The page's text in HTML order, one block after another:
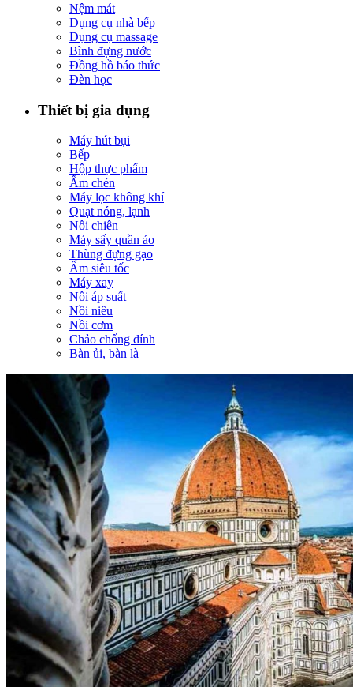
Nệm mát
Dụng cụ nhà bếp
Dụng cụ massage
Bình đựng nước
Đồng hồ báo thức
Đèn học
Thiết bị gia dụng
Máy hút bụi
Bếp
Hộp thực phẩm
Ấm chén
Máy lọc không khí
Quạt nóng, lạnh
Nồi chiên
Máy sấy quần áo
Thùng đựng gạo
Ấm siêu tốc
Máy xay
Nồi áp suất
Nồi niêu
Nồi cơm
Chảo chống dính
Bàn ủi, bàn là